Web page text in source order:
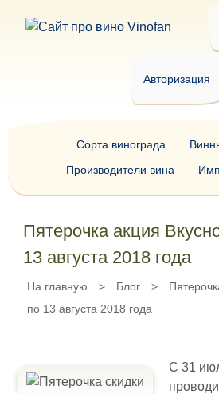
Авторизация
Пятерочка акция
13 августа 2018 года
На главную > Блог >
по 13 августа 2018 года
С 31
Сорта винограда
Производители вина